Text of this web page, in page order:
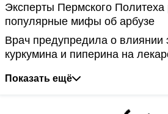
Эксперты Пермского Политеха
популярные мифы об арбузе
Врач предупредила о влиянии
куркумина и пиперина на
Показать ещё